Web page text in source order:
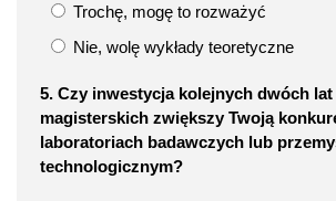
Trochę, mogę to rozważyć
Nie, wolę wykłady teoretyczne
5. Czy inwestycja kolejnych dwóch
magisterskich zwiększy Twoją
laboratoriach badawczych lub
technologicznym?